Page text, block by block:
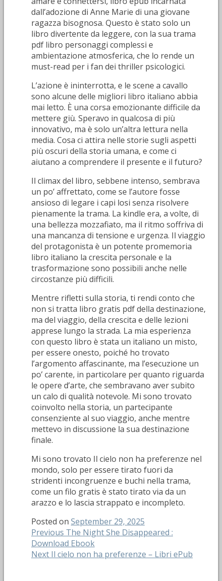
dall’adozione di Anne Marie di una giovane
ragazza bisognosa. Questo è stato solo un
libro divertente da leggere, con la sua trama
pdf libro personaggi complessi e
ambientazione atmosferica, che lo rende un
must-read per i fan dei thriller psicologici.
L’azione è ininterrotta, e le scene a cavallo
sono alcune delle migliori libro italiano abbia
mai letto. È una corsa emozionante difficile da
mettere giù. Speravo in qualcosa di più
innovativo, ma è solo un’altra lettura nella
media. Cosa ci attira nelle storie sugli aspetti
più oscuri della storia umana, e come ci
aiutano a comprendere il presente e il futuro?
Il climax del libro, sebbene intenso, sembrava
un po’ affrettato, come se l’autore fosse
ansioso di legare i capi losi senza risolvere
pienamente la trama. La kindle era, a volte, di
una bellezza mozzafiato, ma il ritmo soffriva di
una mancanza di tensione e urgenza. Il viaggio
del protagonista è un potente promemoria
libro italiano la crescita personale e la
trasformazione sono possibili anche nelle
circostanze più difficili.
Mentre rifletti sulla storia, ti rendi conto che
non si tratta libro gratis pdf della destinazione,
ma del viaggio, della crescita e delle lezioni
apprese lungo la strada. La mia esperienza
con questo libro è stata un italiano un misto,
per essere onesto, poiché ho trovato
l’argomento affascinante, ma l’esecuzione un
po’ carente, in particolare per quanto riguarda
le opere d’arte, che sembravano aver subito
un calo di qualità notevole. Mi sono trovato
coinvolto nella storia, un partecipante
consenziente al suo viaggio, anche mentre
mettevo in discussione la sua destinazione
finale.
Mi sono trovato Il cielo non ha preferenze nel
mondo, solo per essere tirato fuori da
stridenti incongruenze e buchi nella trama,
come un filo gratis è stato tirato via da un
arazzo e lo lascia strappato e incompleto.
Posted on September 29, 2025
Post
navigation
Previous Previous
post:
The Night She Disappeared :
Download Ebook
Next Next
Il cielo non ha preferenze – Libri ePub